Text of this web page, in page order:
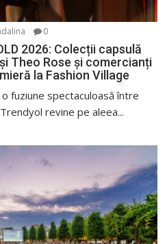
0
2026: Colecții capsulă
Theo Rose și comercianți
la Fashion Village
fuziune spectaculoasă între
revine pe aleea...